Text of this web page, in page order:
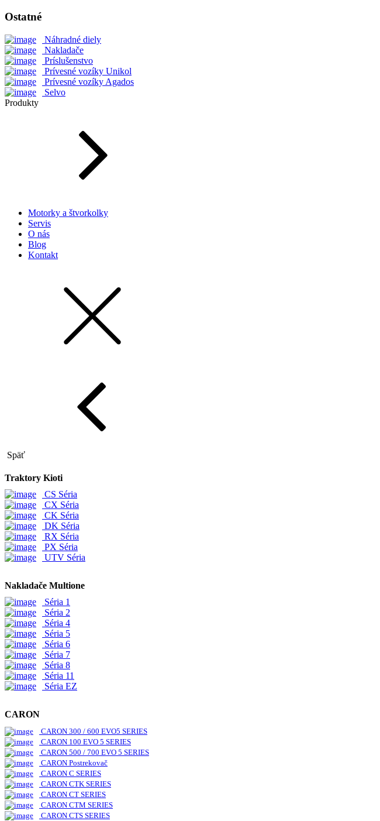
Ostatné
Náhradné diely
Nakladače
Príslušenstvo
Prívesné vozíky Unikol
Prívesné vozíky Agados
Selvo
Produkty
Motorky a štvorkolky
Servis
O nás
Blog
Kontakt
Späť
Traktory Kioti
CS Séria
CX Séria
CK Séria
DK Séria
RX Séria
PX Séria
UTV Séria
Nakladače Multione
Séria 1
Séria 2
Séria 4
Séria 5
Séria 6
Séria 7
Séria 8
Séria 11
Séria EZ
CARON
CARON 300 / 600 EVO5 SERIES
CARON 100 EVO 5 SERIES
CARON 500 / 700 EVO 5 SERIES
CARON Postrekovač
CARON C SERIES
CARON CTK SERIES
CARON CT SERIES
CARON CTM SERIES
CARON CTS SERIES